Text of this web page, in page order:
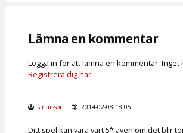
Lämna en kommentar
Logga in för att lämna en kommentar. Inget
Registrera dig här
sirlarsson 2014-02-08 18:05
Ditt spel kan vara värt 5* även om det blir